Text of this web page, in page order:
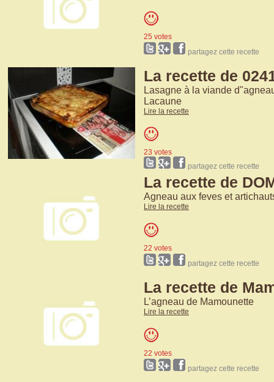
25 votes
partagez cette recette
La recette de
Lasagne à la viande
Lacaune
Lire la recette
23 votes
partagez cette recette
La recette de
Agneau aux feves et
Lire la recette
22 votes
partagez cette recette
La recette de
L’agneau de Mamounette
Lire la recette
22 votes
partagez cette recette